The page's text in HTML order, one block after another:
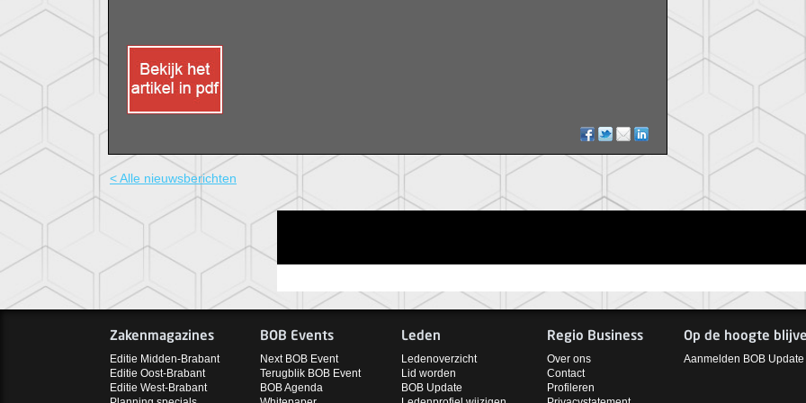
< Alle nieuwsberichten
Zakenmagazines
Editie Midden-Brabant
Editie Oost-Brabant
Editie West-Brabant
BOB Events
Next BOB Event
Terugblik BOB Event
BOB Agenda
Leden
Ledenoverzicht
Lid worden
BOB Update
Regio Business
Over ons
Contact
Profileren
Op de hoogte
Aanmelden BOB Update